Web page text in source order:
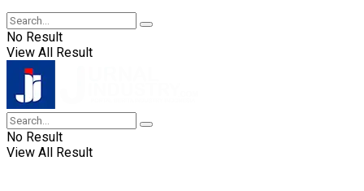
No Result
View All Result
No Result
View All Result